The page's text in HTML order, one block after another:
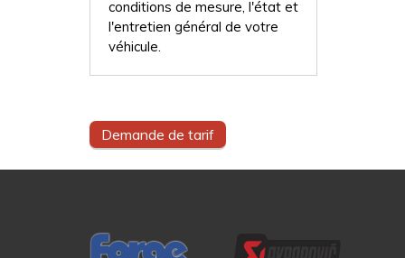
conditions de mesure, l'état et
l'entretien général de votre
véhicule.
Demande de tarif